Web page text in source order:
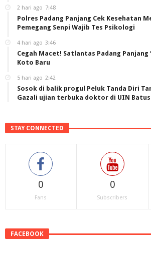
2 hari ago 7:48
Polres Padang Panjang Cek Kesehatan
Pemegang Senpi Wajib Tes Psikologi
4 hari ago 3:46
Cegah Macet! Satlantas Padang Panjang
Koto Baru
5 hari ago 2:42
Sosok di balik progul Peluk Tanda Diri
Gazali ujian terbuka doktor di UIN
STAY CONNECTED
0
Fans
0
Subscribers
FACEBOOK